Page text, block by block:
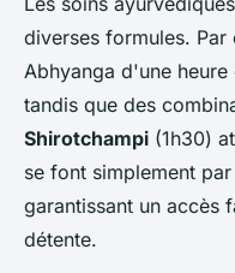
diverses formules. Par
Abhyanga d'une
tandis que des
Shirotchampi (1h30)
se font simplement
garantissant un accès
détente.